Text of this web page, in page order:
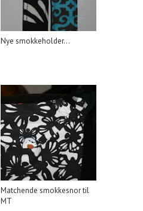
Nye smokkeholder...
Matchende smokkesnor til
MT